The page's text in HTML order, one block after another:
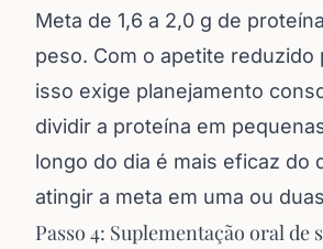
Meta de 1,6 a 2,0 g de
peso. Com o apetite reduzido
isso exige planejamento
dividir a proteína em
longo do dia é mais eficaz do
atingir a meta em uma ou
Passo 4: Suplementação oral de